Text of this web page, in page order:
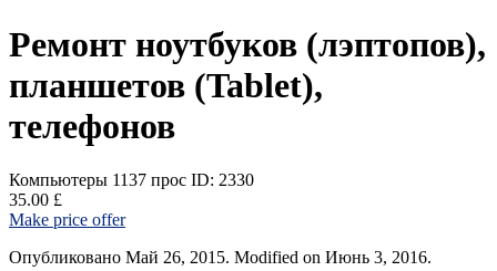
Ремонт ноутбуков (лэптопов),
планшетов (Tablet),
телефонов
Компьютеры 1137 прос ID: 2330
35.00 £
Make price offer
Опубликовано Май 26, 2015. Modified on Июнь 3, 2016.